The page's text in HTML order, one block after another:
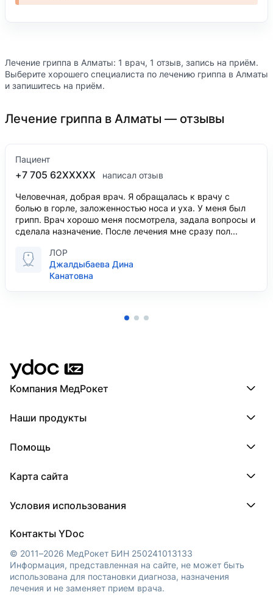
Лечение гриппа в Алматы: 1 врач, 1 отзыв, запись на приём.
Выберите хорошего специалиста по лечению гриппа в Алматы
и запишитесь на приём.
Лечение гриппа в Алматы — отзывы
Пациент
+7 705 62XXXXX написал отзыв
Человечная, добрая врач. Я обращалась к врачу с
болью в горле, заложенностью носа и уха. У меня был
грипп. Врач хорошо меня посмотрела, задала вопросы и
сделала назначение. После лечения мне сразу пол...
ЛОР
Джалдыбаева Дина
Канатовна
Компания МедРокет
О YDoc
Наши продукты
ПроТаблетки
МедТочка
Помощь
Регистрация врача
Карта сайта
Регионы
Клиники
Условия использования
Обработка персональных данных
Контакты YDoc
© 2011–2026 МедРокет БИН 250241013133
Информация, представленная на сайте, не может быть
использована для постановки диагноза, назначения
лечения и не заменяет прием врача.